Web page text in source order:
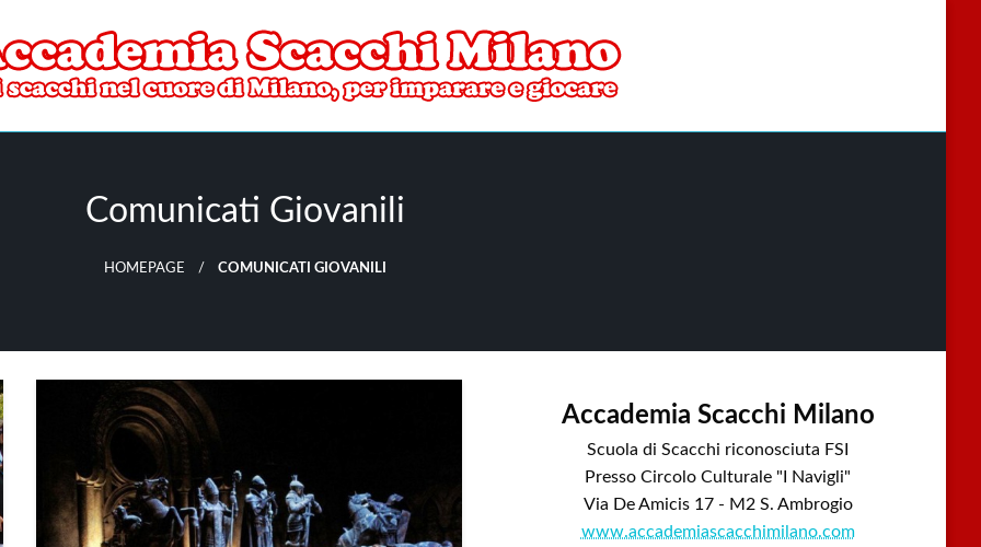
di Milano
Comunicati Giovanili
HOMEPAGE COMUNICATI GIOVANILI
Accademia Scacchi Milano
Scuola di Scacchi riconosciuta FSI
Presso Circolo Culturale "I Navigli"
Via De Amicis 17 - M2 S. Ambrogio
www.accademiascacchimilano.com